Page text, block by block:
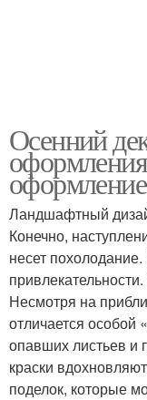
Осенний
Ландшафтный
Конечно,
несет
Несмотря на
отличается особой
опавших листьев и
краски
поделок, которые